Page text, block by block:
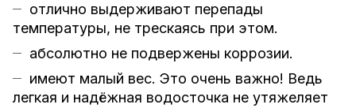
отлично выдерживают перепады
температуры, не трескаясь при этом.
абсолютно не подвержены коррозии.
имеют малый вес. Это очень важно! Ведь
легкая и надёжная водосточка не утяжеляет